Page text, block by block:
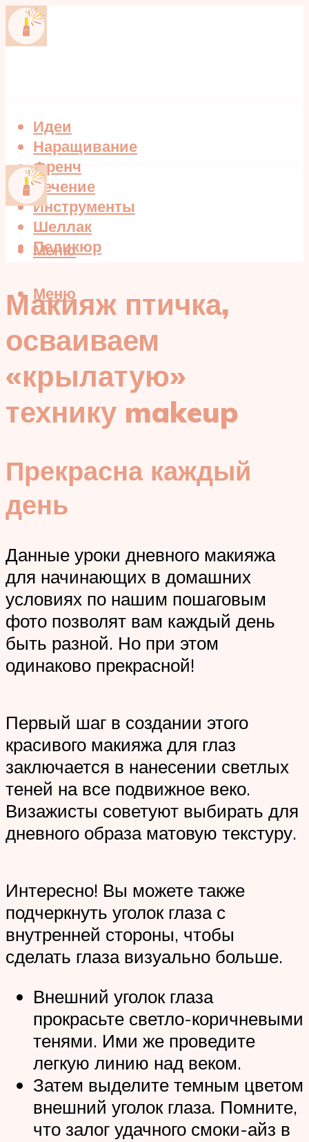
Идеи
Наращивание
Френч
Лечение
Инструменты
Шеллак
Педикюр
Меню
Меню
Макияж птичка,
осваиваем
«крылатую»
технику makeup
Прекрасна каждый
день
Данные уроки дневного макияжа
для начинающих в домашних
условиях по нашим пошаговым
фото позволят вам каждый день
быть разной. Но при этом
одинаково прекрасной!
Первый шаг в создании этого
красивого макияжа для глаз
заключается в нанесении светлых
теней на все подвижное веко.
Визажисты советуют выбирать для
дневного образа матовую текстуру.
Интересно! Вы можете также
подчеркнуть уголок глаза с
внутренней стороны, чтобы
сделать глаза визуально больше.
Внешний уголок глаза
прокрасьте светло-коричневыми
тенями. Ими же проведите
легкую линию над веком.
Затем выделите темным цветом
внешний уголок глаза. Помните,
что залог удачного смоки-айз в